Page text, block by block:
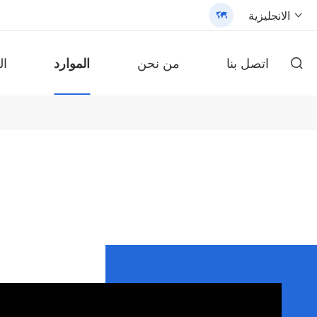
 الانجليزية 
الموارد من نحن اتصل بنا 